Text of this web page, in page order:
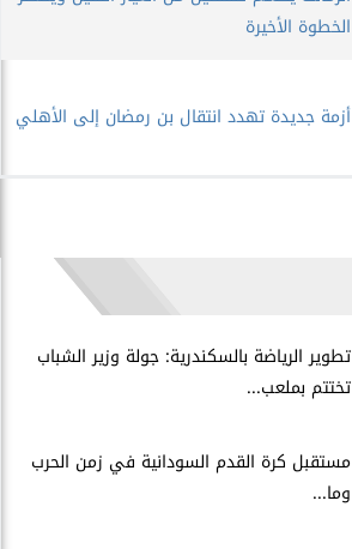
الخطوة الأخيرة
أزمة جديدة تهدد انتقال بن رمضان إلى الأهلي
​تطوير الرياضة بالسكندرية: جولة وزير الشباب
تختتم بملعب...
مستقبل كرة القدم السودانية في زمن الحرب
وما...